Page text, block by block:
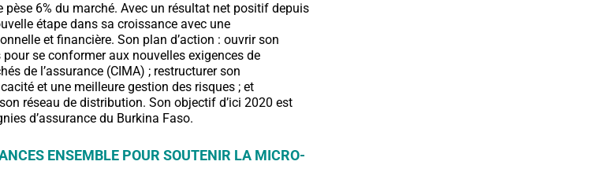
6% du marché. Avec un résultat net positif depuis
étape dans sa croissance avec une
et financière. Son plan d’action : ouvrir son
se conformer aux nouvelles exigences de
de l’assurance (CIMA) ; restructurer son
et une meilleure gestion des risques ; et
réseau de distribution. Son objectif d’ici 2020 est
d’assurance du Burkina Faso.
ENSEMBLE POUR SOUTENIR LA MICRO-